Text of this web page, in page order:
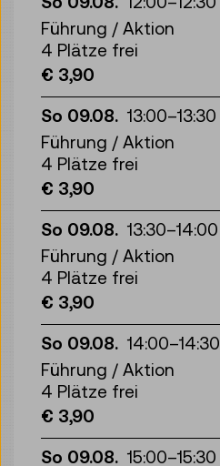
Führung / Aktion
4 Plätze frei
€ 3,90
So 09.08. 13:00–13:30
Führung / Aktion
4 Plätze frei
€ 3,90
So 09.08. 13:30–14:00
Führung / Aktion
4 Plätze frei
€ 3,90
So 09.08. 14:00–14:30
Führung / Aktion
4 Plätze frei
€ 3,90
So 09.08. 15:00–15:30